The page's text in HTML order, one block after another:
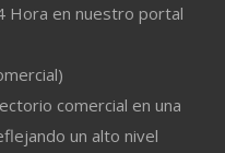
Hora en nuestro portal
comercial en una
un alto nivel